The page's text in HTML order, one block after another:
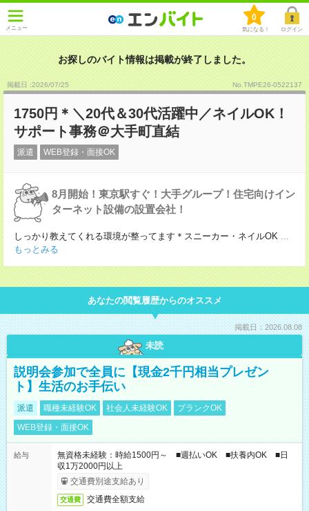
メニュー
0
気になる！ ログイン
お探しのバイト情報は掲載が終了しました。
掲載日 :2026/07/25 No.TMPE26-0522137
1750円＊＼20代＆30代活躍中／ネイルOK！
サポート事務＠大手町直結
派遣 WEB登録・面接OK
8月開始！東京駅すぐ！大手グループ！住宅向けイン
ターネット設備の設置会社！
しっかり教えてくれる環境が整ってます＊スニーカー・ネイルOK ...
もっとみる
あなたの閲覧履歴からのオススメ
掲載日：2026.08.08
未読
説明会参加で全員に【現金2千円相当プレゼン
ト】生活のお手伝い
派遣 職種未経験OK 社会人未経験OK
ブランクOK
WEB登録・面接OK
給与
無資格未経験：時給1500円～ ■週払いOK ■扶養内OK ■日
収1万2000円以上
交通費別途支給あり
交通費 交通費全額支給